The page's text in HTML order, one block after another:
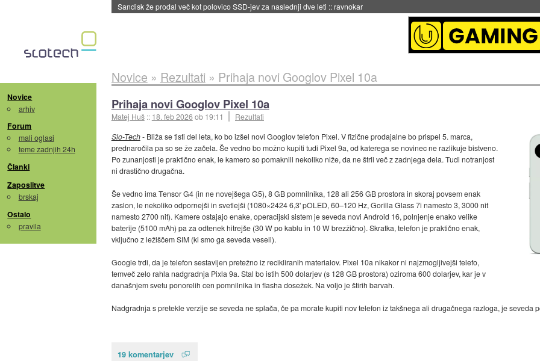
Tajvan in Južna Koreja po izvozu prvikrat prehitela Japonsko::ravnokar
Novice
arhiv
Forum
mali oglasi
teme zadnjih 24h
Članki
Zaposlitve
brskaj
Ostalo
pravila
Novice » Rezultati » Prihaja novi Googlov Pixel 10a
Prihaja novi Googlov Pixel 10a
Matej Huš :: 18. feb 2026ob 19:11
Rezultati
Slo-Tech- Bliža se tisti del leta, ko bo izšel novi Googlov telefon Pixel. V fizične prodajalne bo prispel 5. marca,
prednaročila pa so se že začela. Še vedno bo možno kupiti tudi Pixel 9a, od katerega se novinec ne razlikuje bistveno.
Po zunanjosti je praktično enak, le kamero so pomaknili nekoliko niže, da ne štrli več z zadnjega dela. Tudi notranjost
ni drastično drugačna.
Še vedno ima Tensor G4 (in ne novejšega G5), 8 GB pomnilnika, 128 ali 256 GB prostora in skoraj povsem enak
zaslon, le nekoliko odpornejši in svetlejši (1080×2424 6,3' pOLED, 60–120 Hz, Gorilla Glass 7i namesto 3, 3000 nit
namesto 2700 nit). Kamere ostajajo enake, operacijski sistem je seveda novi Android 16, polnjenje enako velike
baterije (5100 mAh) pa za odtenek hitrejše (30 W po kablu in 10 W brezžično). Skratka, telefon je praktično enak,
vključno z ležiščem SIM (ki smo ga seveda veseli).
Google trdi, da je telefon sestavljen pretežno iz recikliranih materialov. Pixel 10a nikakor ni najzmogljivejši telefo,
temveč zelo rahla nadgradnja Pixla 9a. Stal bo istih 500 dolarjev (s 128 GB prostora) oziroma 600 dolarjev, kar je v
današnjem svetu ponorelih cen pomnilnika in flasha dosežek. Na voljo je štirih barvah.
Nadgradnja s pretekle verzije se seveda ne splača, če pa morate kupiti nov telefon iz takšnega ali drugačnega razloga, je seveda
19 komentarjev